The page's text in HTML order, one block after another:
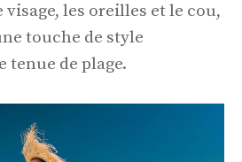
les oreilles et le cou,
touche de style
tenue de plage.